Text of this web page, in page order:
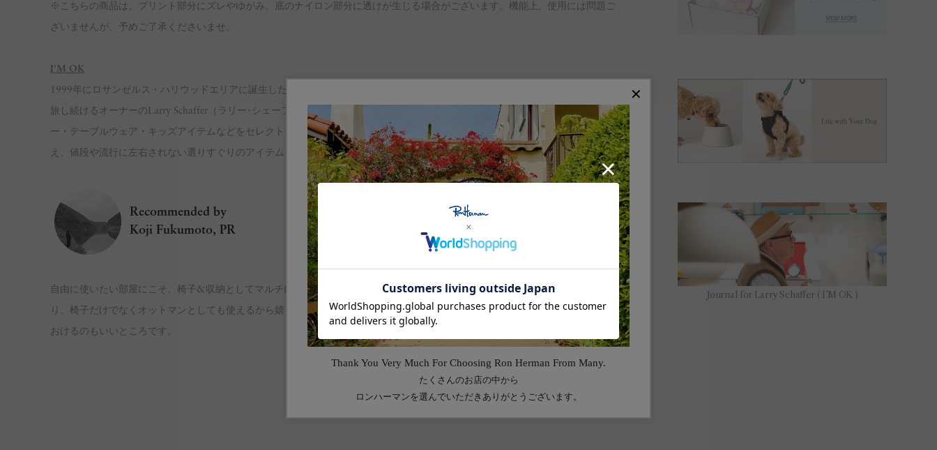
※こちらの商品は、プリント部分にズレやゆがみ、底のナイロン部分に透けが生じる場合がございます。機能上、使用には問題ご
ざいませんが、予めご了承くださいませ。
I'M OK
1999年にロサンゼルス・ハリウッドエリアに誕生した、OK the store（オーケーザストア）。豊富な知識と経験をもち、世界中を
旅し続けるオーナーのLarry Schaffer（ラリー･シェーファー）によって選び抜かれた、本・ジュエリー・装飾品・ステーショナリ
ー・テーブルウェア・キッズアイテムなどをセレクトしたギフトショップです。日本では、I’M OK（アイムオーケー）へ名前を変
え、値段や流行に左右されない選りすぐりのアイテムを展開しています。
Recommended by
Koji Fukumoto, PR
自由に使いたい部屋にこそ、椅子&収納としてマルチに使える折りたたみ式は非常に便利。フタの部分は程よいクッション性があ
り、椅子だけでなくオットマンとしても使えるから嬉しいです。使わないときは小さく折り畳んで、スペースを取らずに保管して
おけるのもいいところです。